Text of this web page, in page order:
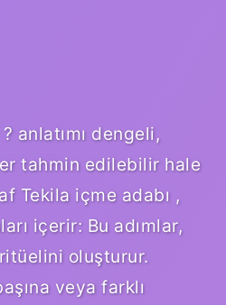
anlatımı dengeli,
tahmin edilebilir hale
Tekila içme adabı ,
içerir: Bu adımlar,
oluşturur.
veya farklı